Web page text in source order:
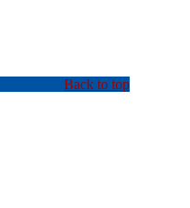
Back to top